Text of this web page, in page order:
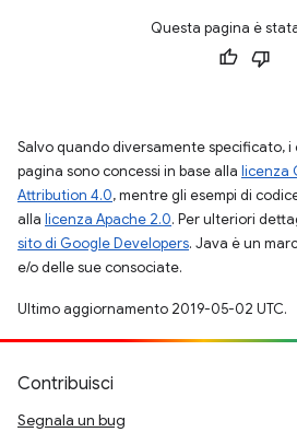
Questa pagina è
Salvo quando diversamente specificato,
pagina sono concessi in base alla licenza
Attribution 4.0, mentre gli esempi di
alla licenza Apache 2.0. Per ulteriori
sito di Google Developers. Java è un
e/o delle sue consociate.
Ultimo aggiornamento 2019-05-02 UTC.
Contribuisci
Segnala un bug